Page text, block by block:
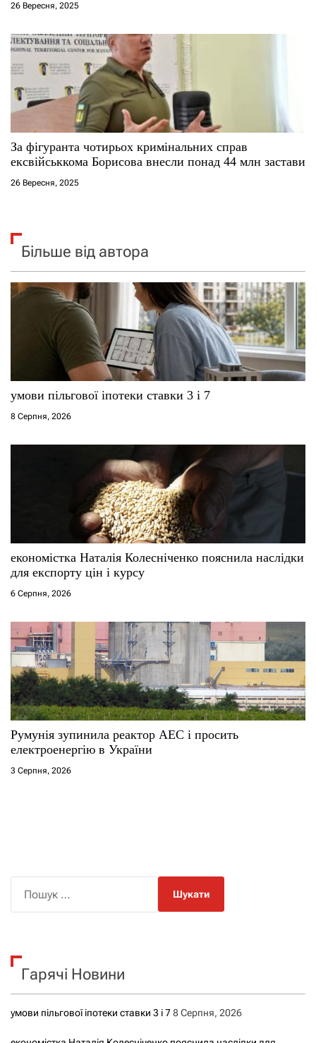
26 Вересня, 2025
За фігуранта чотирьох кримінальних справ
ексвійськкома Борисова внесли понад 44 млн застави
26 Вересня, 2025
Більше від автора
умови пільгової іпотеки ставки 3 і 7
8 Серпня, 2026
економістка Наталія Колесніченко пояснила наслідки
для експорту цін і курсу
6 Серпня, 2026
Румунія зупинила реактор АЕС і просить
електроенергію в України
3 Серпня, 2026
к
Гарячі Новини
умови пільгової іпотеки ставки 3 і 78 Серпня, 2026